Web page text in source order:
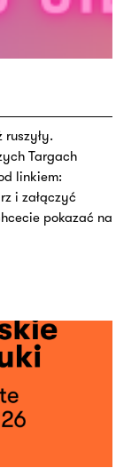
Targach
linkiem:
i załączyć
pokazać na